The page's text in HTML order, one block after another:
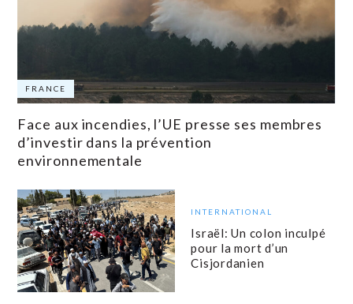
FRANCE
Face aux incendies, l’UE presse ses membres
d’investir dans la prévention
environnementale
INTERNATIONAL
Israël: Un colon inculpé
pour la mort d’un
Cisjordanien